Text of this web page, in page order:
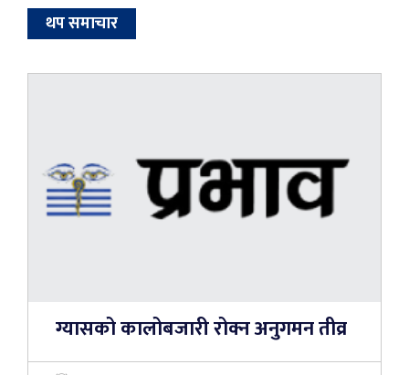
थप समाचार
ग्यासको कालोबजारी रोक्न अनुगमन तीव्र